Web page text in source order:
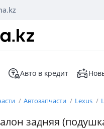
Авто в кредит
Автозапчасти Lexus
задняя